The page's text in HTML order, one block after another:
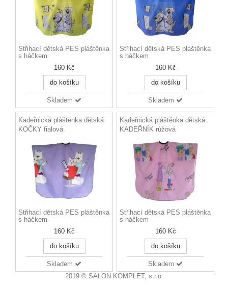
Střihací dětská PES pláštěnka
s háčkem
160 Kč
do košíku
Skladem
Střihací dětská PES pláštěnka
s háčkem
160 Kč
do košíku
Skladem
Kadeřnická pláštěnka dětská
KOČKY fialová
Střihací dětská PES pláštěnka
s háčkem
160 Kč
do košíku
Skladem
Kadeřnická pláštěnka dětská
KADEŘNÍK růžová
Střihací dětská PES pláštěnka
s háčkem
160 Kč
do košíku
Skladem
2019 © SALON KOMPLET, s.r.o.